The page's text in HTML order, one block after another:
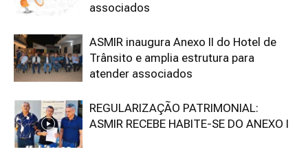
associados
ASMIR inaugura Anexo II do Hotel de
Trânsito e amplia estrutura para
atender associados
REGULARIZAÇÃO PATRIMONIAL:
ASMIR RECEBE HABITE-SE DO ANEXO I